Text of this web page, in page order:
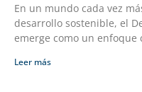
En un mundo cada vez
desarrollo sostenible, el
emerge como un enfoque
Leer más